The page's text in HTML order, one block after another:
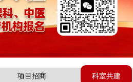
项目招商 科室共建